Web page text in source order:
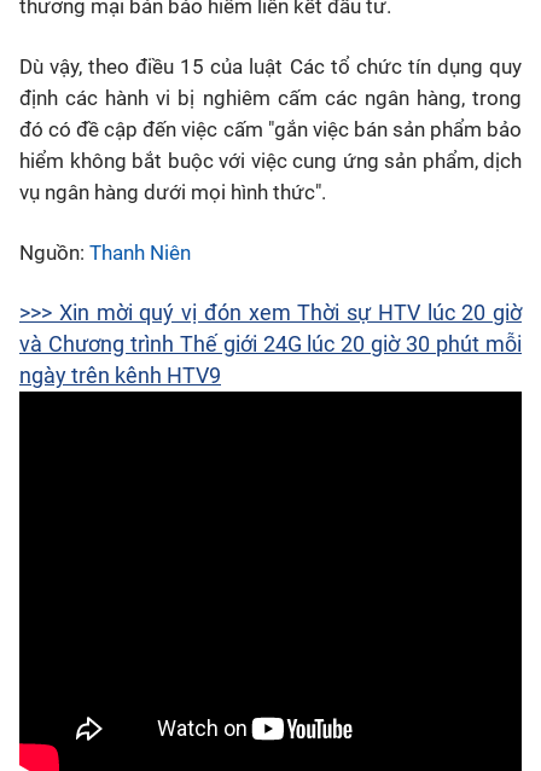
thương mại bán bảo hiểm liên kết đầu tư.
Dù vậy, theo điều 15 của luật Các tổ chức tín dụng quy
định các hành vi bị nghiêm cấm các ngân hàng, trong
đó có đề cập đến việc cấm "gắn việc bán sản phẩm bảo
hiểm không bắt buộc với việc cung ứng sản phẩm, dịch
vụ ngân hàng dưới mọi hình thức".
Nguồn: Thanh Niên
>>> Xin mời quý vị đón xem Thời sự HTV lúc 20 giờ
và Chương trình Thế giới 24G lúc 20 giờ 30 phút mỗi
ngày trên kênh HTV9